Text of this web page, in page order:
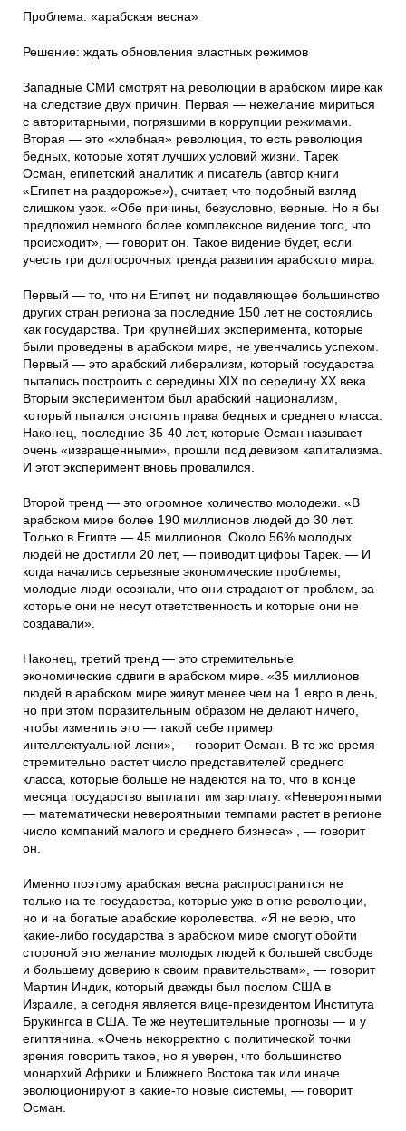
Проблема: «арабская весна»
Решение: ждать обновления властных режимов
Западные СМИ смотрят на революции в арабском мире как
на следствие двух причин. Первая — нежелание мириться
с авторитарными, погрязшими в коррупции режимами.
Вторая — это «хлебная» революция, то есть революция
бедных, которые хотят лучших условий жизни. Тарек
Осман, египетский аналитик и писатель (автор книги
«Египет на раздорожье»), считает, что подобный взгляд
слишком узок. «Обе причины, безусловно, верные. Но я бы
предложил немного более комплексное видение того, что
происходит», — говорит он. Такое видение будет, если
учесть три долгосрочных тренда развития арабского мира.
Первый — то, что ни Египет, ни подавляющее большинство
других стран региона за последние 150 лет не состоялись
как государства. Три крупнейших эксперимента, которые
были проведены в арабском мире, не увенчались успехом.
Первый — это арабский либерализм, который государства
пытались построить с середины XIX по середину XX века.
Вторым экспериментом был арабский национализм,
который пытался отстоять права бедных и среднего класса.
Наконец, последние 35-40 лет, которые Осман называет
очень «извращенными», прошли под девизом капитализма.
И этот эксперимент вновь провалился.
Второй тренд — это огромное количество молодежи. «В
арабском мире более 190 миллионов людей до 30 лет.
Только в Египте — 45 миллионов. Около 56% молодых
людей не достигли 20 лет, — приводит цифры Тарек. — И
когда начались серьезные экономические проблемы,
молодые люди осознали, что они страдают от проблем, за
которые они не несут ответственность и которые они не
создавали».
Наконец, третий тренд — это стремительные
экономические сдвиги в арабском мире. «35 миллионов
людей в арабском мире живут менее чем на 1 евро в день,
но при этом поразительным образом не делают ничего,
чтобы изменить это — такой себе пример
интеллектуальной лени», — говорит Осман. В то же время
стремительно растет число представителей среднего
класса, которые больше не надеются на то, что в конце
месяца государство выплатит им зарплату. «Невероятными
— математически невероятными темпами растет в регионе
число компаний малого и среднего бизнеса» , — говорит
он.
Именно поэтому арабская весна распространится не
только на те государства, которые уже в огне революции,
но и на богатые арабские королевства. «Я не верю, что
какие-либо государства в арабском мире смогут обойти
стороной это желание молодых людей к большей свободе
и большему доверию к своим правительствам», — говорит
Мартин Индик, который дважды был послом США в
Израиле, а сегодня является вице-президентом Института
Брукингса в США. Те же неутешительные прогнозы — и у
египтянина. «Очень некорректно с политической точки
зрения говорить такое, но я уверен, что большинство
монархий Африки и Ближнего Востока так или иначе
эволюционируют в какие-то новые системы, — говорит
Осман.